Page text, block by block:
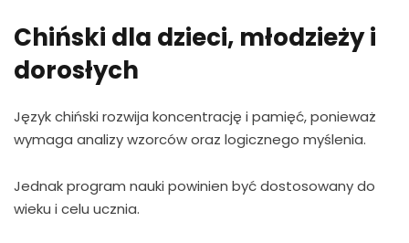
Chiński dla dzieci, młodzieży i
dorosłych
Język chiński rozwija koncentrację i pamięć, ponieważ
wymaga analizy wzorców oraz logicznego myślenia.
Jednak program nauki powinien być dostosowany do
wieku i celu ucznia.